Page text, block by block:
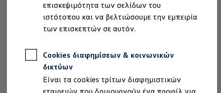
επισκεψιμότητα των σελίδων του
ιστότοπου και να βελτιώσουμε την εμπειρία
των επισκεπτών σε αυτόν.
Cookies διαφημίσεων & κοινωνικών
δικτύων
Είναι τα cookies τρίτων διαφημιστικών
εταιρειών που δημιουργούν ένα προφίλ για
Ψυχαγωγία και ηλεκτρονικές συσκευές
Εξατομίκευση
Επιτοίχιος σταθμός φόρτισης και καλώδια
Συλλογές Lifestyle
Εφαρμογές Volkswagen, σύνδεση και
Σύνδεση κινητού τηλεφώνου και οχήματος
We Charge - Υπηρεσία Φόρτισης
Πληροφορίες Πελάτη
εκπαιδευμένου τεχνικού προσωπικού.
Εξυπηρέτηση προσανατολισμένη στον
Δεν χρειάζεται να ψάχνετε πολύ για καλή
εξυπηρέτηση : μπορείτε απλά να
χρησιμοποιήσετε την
"Αναζήτηση Συνεργάτη
Volkswagen "